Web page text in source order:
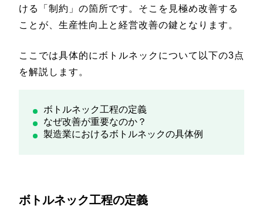
ける「制約」の箇所です。そこを見極め改善する
ことが、生産性向上と経営改善の鍵となります。
ここでは具体的にボトルネックについて以下の3点
を解説します。
ボトルネック工程の定義
なぜ改善が重要なのか？
製造業におけるボトルネックの具体例
ボトルネック工程の定義